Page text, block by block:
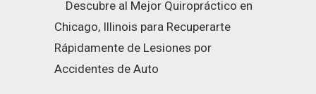
Descubre al Mejor Quiropráctico en
Chicago, Illinois para Recuperarte
Rápidamente de Lesiones por
Accidentes de Auto